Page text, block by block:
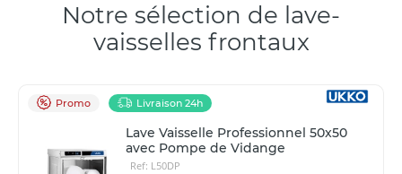
Notre sélection de lave-
vaisselles frontaux
Promo Livraison 24h
Lave Vaisselle Professionnel 50x50
avec Pompe de Vidange
Ref: L50DP